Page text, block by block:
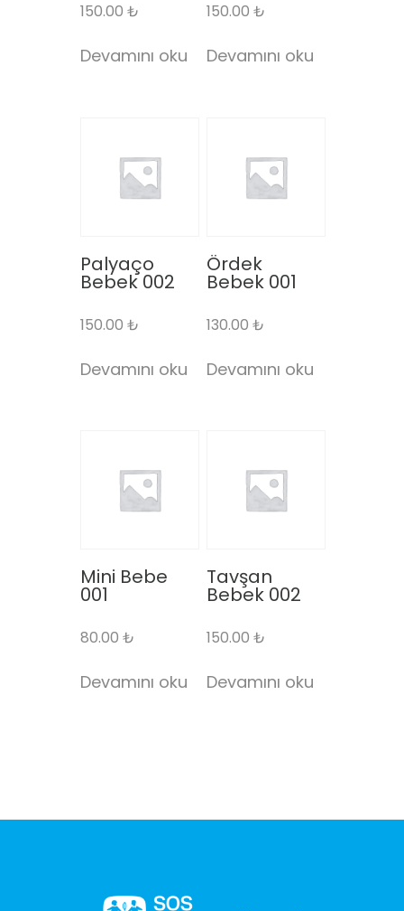
150.00 ₺
Devamını oku
150.00₺
Devamını oku
Palyaço
Bebek 002
150.00 ₺
Devamını oku
Ördek
Bebek 001
130.00₺
Devamını oku
Mini Bebe
001
80.00 ₺
Devamını oku
Tavşan
Bebek 002
150.00₺
Devamını oku